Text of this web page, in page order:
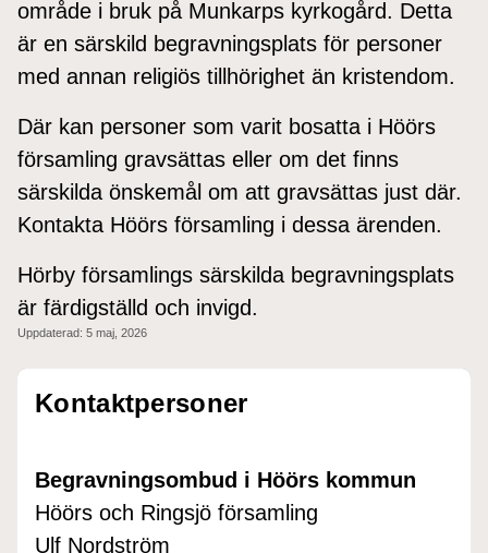
område i bruk på Munkarps kyrkogård. Detta
är en särskild begravningsplats för personer
med annan religiös tillhörighet än kristendom.
Där kan personer som varit bosatta i Höörs
församling gravsättas eller om det finns
särskilda önskemål om att gravsättas just där.
Kontakta Höörs församling i dessa ärenden.
Hörby församlings särskilda begravningsplats
är färdigställd och invigd.
Uppdaterad: 5 maj, 2026
Kontaktpersoner
Begravningsombud i Höörs kommun
Höörs och Ringsjö församling
Ulf Nordström